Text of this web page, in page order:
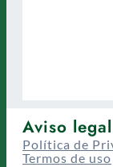
Aviso legal
Política de
Termos de uso